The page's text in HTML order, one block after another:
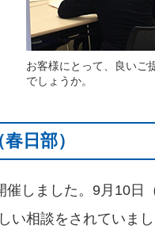
お客様にとって、良いご
でしょうか。
日部）
しました。9月10日
い相談をされていま